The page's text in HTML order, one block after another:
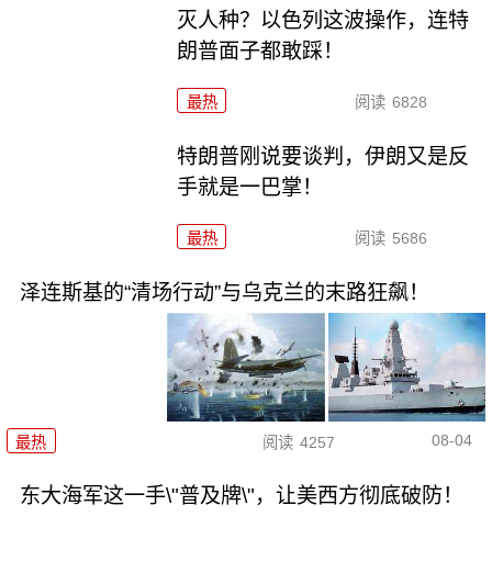
灭人种？以色列这波操作，连特
朗普面子都敢踩！
最热 阅读 6828
特朗普刚说要谈判，伊朗又是反
手就是一巴掌！
最热 阅读 5686
泽连斯基的“清场行动”与乌克兰的末路狂飙！
最热 阅读 4257 08-04
东大海军这一手\"普及牌\"，让美西方彻底破防！